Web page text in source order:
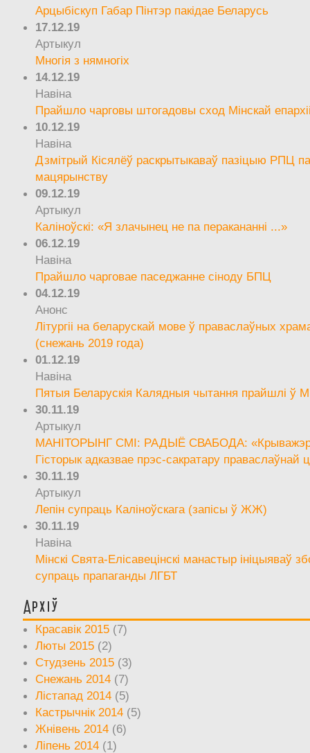
Арцыбіскуп Габар Пінтэр пакідае Беларусь
17.12.19
Артыкул
Многія з нямногіх
14.12.19
Навіна
Прайшло чарговы штогадовы сход Мінскай
10.12.19
Навіна
Дзмітрый Кісялёў раскрытыкаваў пазіцыю РПЦ
мацярынству
09.12.19
Артыкул
Каліноўскі: «Я злачынец не па перакананні ...»
06.12.19
Навіна
Прайшло чарговае паседжанне сіноду БПЦ
04.12.19
Анонс
Літургіі на беларускай мове ў праваслаўных
(снежань 2019 года)
01.12.19
Навіна
Пятыя Беларускія Калядныя чытання прайшлі ў
30.11.19
Артыкул
МАНІТОРЫНГ СМІ: РАДЫЁ СВАБОДА:
Гісторык адказвае прэс-сакратару праваслаўнай
30.11.19
Артыкул
Лепін супраць Каліноўскага (запісы ў ЖЖ)
30.11.19
Навіна
Мінскі Свята-Елісавецінскі манастыр ініцыяваў
супраць прапаганды ЛГБТ
Архіў
Красавік 2015 (7)
Люты 2015 (2)
Студзень 2015 (3)
Снежань 2014 (7)
Лістапад 2014 (5)
Кастрычнік 2014 (5)
Жнівень 2014 (6)
Ліпень 2014 (1)